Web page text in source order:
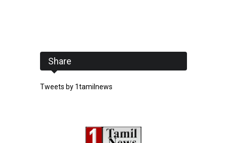
Share
Tweets by 1tamilnews